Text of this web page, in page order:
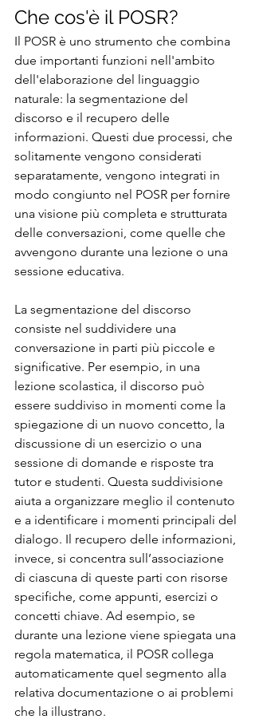
Che cos'è il POSR?
Il POSR è uno strumento che combina
due importanti funzioni nell'ambito
dell'elaborazione del linguaggio
naturale: la segmentazione del
discorso e il recupero delle
informazioni. Questi due processi, che
solitamente vengono considerati
separatamente, vengono integrati in
modo congiunto nel POSR per fornire
una visione più completa e strutturata
delle conversazioni, come quelle che
avvengono durante una lezione o una
sessione educativa.
La segmentazione del discorso
consiste nel suddividere una
conversazione in parti più piccole e
significative. Per esempio, in una
lezione scolastica, il discorso può
essere suddiviso in momenti come la
spiegazione di un nuovo concetto, la
discussione di un esercizio o una
sessione di domande e risposte tra
tutor e studenti. Questa suddivisione
aiuta a organizzare meglio il contenuto
e a identificare i momenti principali del
dialogo. Il recupero delle informazioni,
invece, si concentra sull’associazione
di ciascuna di queste parti con risorse
specifiche, come appunti, esercizi o
concetti chiave. Ad esempio, se
durante una lezione viene spiegata una
regola matematica, il POSR collega
automaticamente quel segmento alla
relativa documentazione o ai problemi
che la illustrano.